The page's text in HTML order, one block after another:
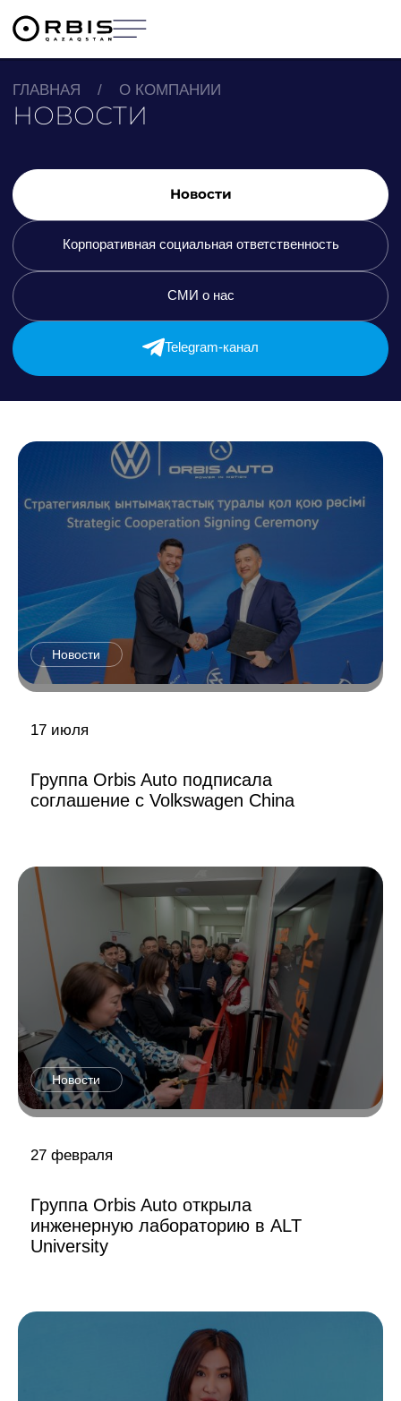
ГЛАВНАЯ / О КОМПАНИИ
НОВОСТИ
Новости
Корпоративная социальная ответственность
СМИ о нас
Telegram-канал
Новости
17 июля
Группа Orbis Auto подписала
соглашение с Volkswagen China
Новости
27 февраля
Группа Orbis Auto открыла
инженерную лабораторию в ALT
University